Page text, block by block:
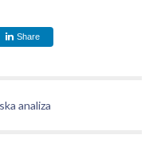
Share
analiza